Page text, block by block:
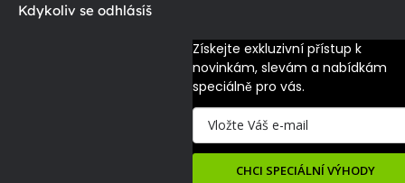
Kdykoliv se odhlásíš
Získejte exkluzivní přístup k
novinkám, slevám a nabídkám
speciálně pro vás.
CHCI SPECIÁLNÍ VÝHODY